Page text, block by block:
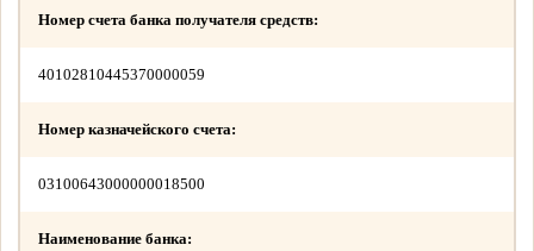
Номер счета банка получателя средств:
40102810445370000059
Номер казначейского счета:
03100643000000018500
Наименование банка: